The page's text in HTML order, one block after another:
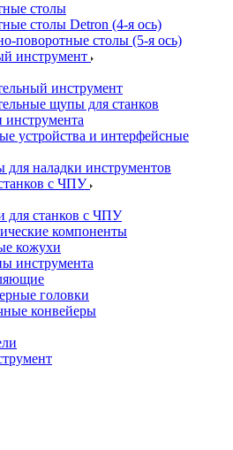
столы
столы Detron (4-я ось)
поворотные столы (5-я ось)
инструмент
инструмент
щупы для станков
инструмента
устройства и интерфейсные
для наладки инструментов
с ЧПУ
для станков с ЧПУ
компоненты
кожухи
инструмента
головки
конвейеры